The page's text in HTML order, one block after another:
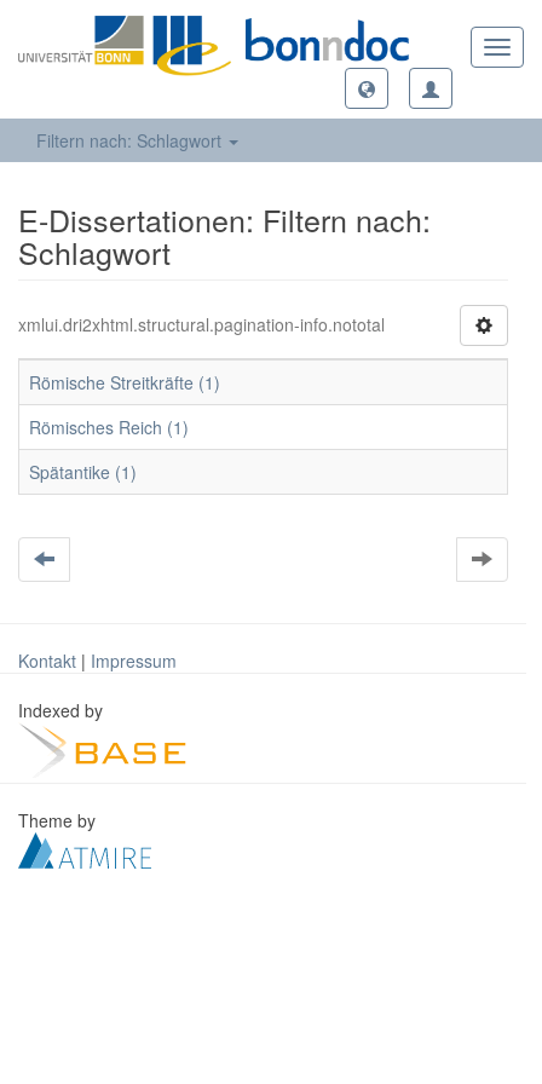
Filtern nach: Schlagwort
E-Dissertationen: Filtern nach:
Schlagwort
xmlui.dri2xhtml.structural.pagination-info.nototal
Römische Streitkräfte (1)
Römisches Reich (1)
Spätantike (1)
Kontakt | Impressum
Indexed by
Theme by